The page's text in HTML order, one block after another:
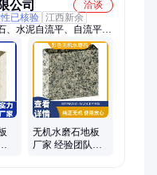
公司
洽谈
已核验
江西新余
、水泥自流平、自流平水
无机水磨石地板
厂家 经验团队上